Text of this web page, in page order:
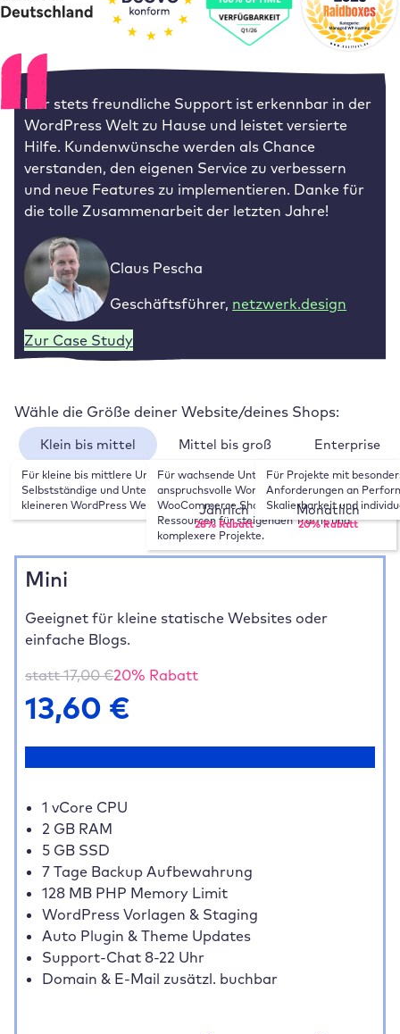
Der stets freundliche Support ist erkennbar in der
WordPress Welt zu Hause und leistet versierte
Hilfe. Kundenwünsche werden als Chance
verstanden, den eigenen Service zu verbessern
und neue Features zu implementieren. Danke für
die tolle Zusammenarbeit der letzten Jahre!
Claus Pescha
Geschäftsführer, netzwerk.design
Zur Case Study
Wähle die Größe deiner Website/deines Shops:
Klein bis mittel
Für kleine bis mittlere Unternehmen,
Selbstständige und Unternehmen mit
kleineren WordPress Websites.
Mittel bis groß
Für wachsende Unternehmen,
anspruchsvolle WordPress Websites und
WooCommerce Shops. Mehr Leistung und
Ressourcen für steigenden Traffic und
komplexere Projekte.
Enterprise
Für Projekte mit
Anforderungen an
Skalierbarkeit und
Wähle deinen Zahlungsrhythmus:
Jährlich
28% Rabatt
Monatlich
20% Rabatt
Mini
Geeignet für kleine statische Websites oder
einfache Blogs.
statt17,00€20% Rabatt
13,60 €
1 vCore CPU
2 GB RAM
5 GB SSD
7 Tage Backup Aufbewahrung
128 MB PHP Memory Limit
WordPress Vorlagen & Staging
Auto Plugin & Theme Updates
Support-Chat 8-22 Uhr
Domain & E-Mail zusätzl. buchbar